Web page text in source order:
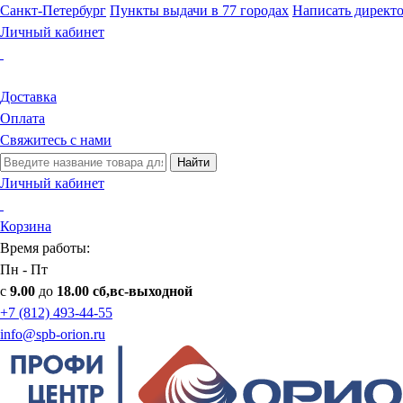
Санкт-Петербург Пункты выдачи в 77 городах Написать
Личный кабинет
Доставка
Оплата
Свяжитесь с нами
Найти
Личный кабинет
Корзина
Время работы:
Пн - Пт
с 9.00 до 18.00 сб,вс-выходной
+7 (812) 493-44-55
info@spb-orion.ru